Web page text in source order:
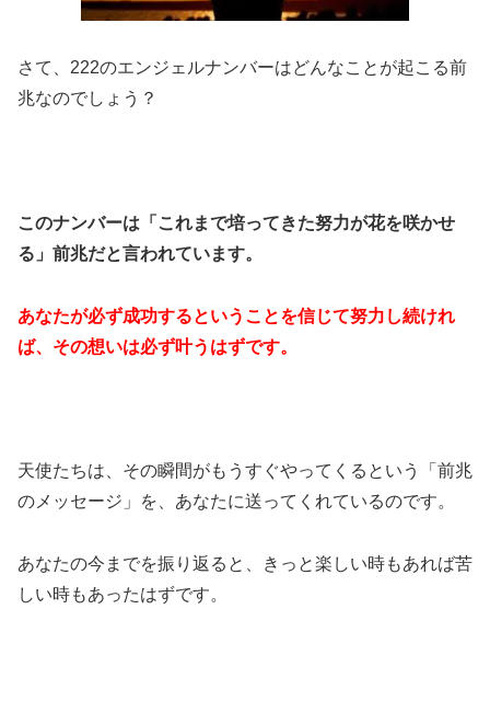
さて、222のエンジェルナンバーはどんなことが起こる前
兆なのでしょう？
このナンバーは「これまで培ってきた努力が花を咲かせ
る」前兆だと言われています。
あなたが必ず成功するということを信じて努力し続けれ
ば、その想いは必ず叶うはずです。
天使たちは、その瞬間がもうすぐやってくるという「前兆
のメッセージ」を、あなたに送ってくれているのです。
あなたの今までを振り返ると、きっと楽しい時もあれば苦
しい時もあったはずです。